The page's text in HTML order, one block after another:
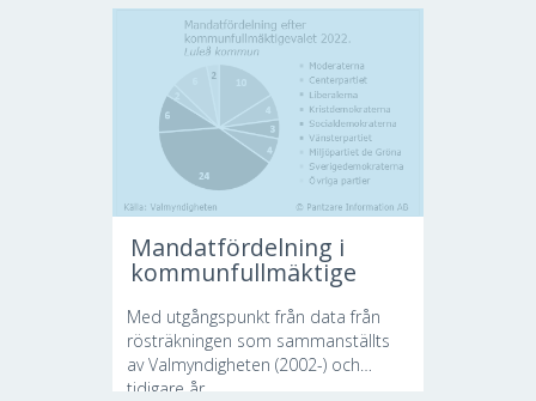
Mandatfördelning i
kommunfullmäktige
Med utgångspunkt från data från
rösträkningen som sammanställts
av Valmyndigheten (2002-) och
tidigare år...